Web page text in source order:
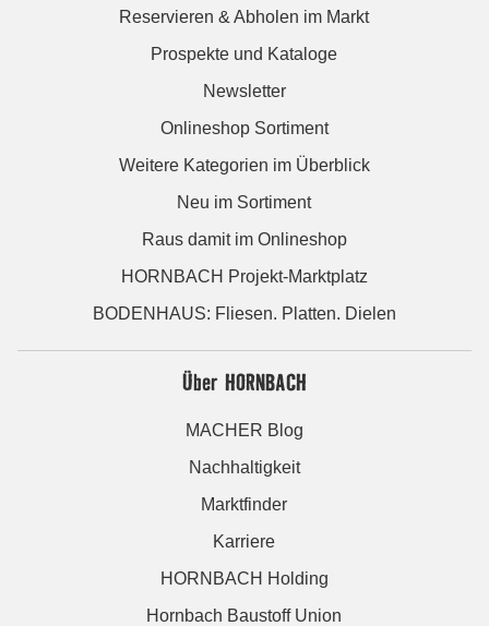
Reservieren & Abholen im Markt
Prospekte und Kataloge
Newsletter
Onlineshop Sortiment
Weitere Kategorien im Überblick
Neu im Sortiment
Raus damit im Onlineshop
HORNBACH Projekt-Marktplatz
BODENHAUS: Fliesen. Platten. Dielen
Über HORNBACH
MACHER Blog
Nachhaltigkeit
Marktfinder
Karriere
HORNBACH Holding
Hornbach Baustoff Union